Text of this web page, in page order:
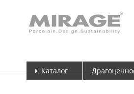
Каталог